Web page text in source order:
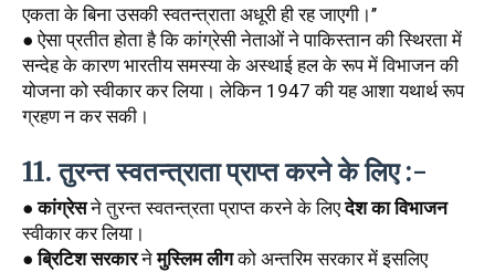
एकता के बिना उसकी स्वतन्त्राता अधूरी ही रह जाएगी।’’
● ऐसा प्रतीत होता है कि कांग्रेसी नेताओं ने पाकिस्तान की स्थिरता में
सन्देह के कारण भारतीय समस्या के अस्थाई हल के रूप में विभाजन की
योजना को स्वीकार कर लिया। लेकिन 1947 की यह आशा यथार्थ रूप
ग्रहण न कर सकी।
11. तुरन्त स्वतन्त्राता प्राप्त करने के लिए :-
● कांग्रेस ने तुरन्त स्वतन्त्रता प्राप्त करने के लिए देश का विभाजन
स्वीकार कर लिया।
● ब्रिटिश सरकार ने मुस्लिम लीग को अन्तरिम सरकार में इसलिए